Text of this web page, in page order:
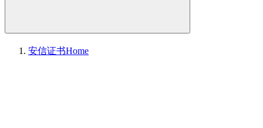
安信证书Home